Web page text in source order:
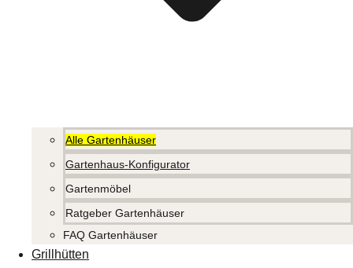
Alle Gartenhäuser
Gartenhaus-Konfigurator
Gartenmöbel
Ratgeber Gartenhäuser
FAQ Gartenhäuser
Grillhütten